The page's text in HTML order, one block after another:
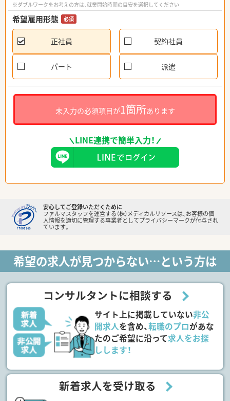
※ダブルワークをお考えの方は、就業開始時期の目安を選択してください
希望雇用形態 必須
正社員 契約社員
パート 派遣
未入力の必須項目が1箇所あります
LINE連携で簡単入力！
安心してご登録いただくために
ファルマスタッフを運営する（株）メディカルリソースは、お客様の個
人情報を適切に管理する事業者としてプライバシーマークが付与され
ています。
希望の求人が見つからない…という方は
コンサルタントに相談する
サイト上に掲載していない非公
開求人を含め、転職のプロがあな
たのご希望に沿って求人をお探
しします！
新着求人を受け取る